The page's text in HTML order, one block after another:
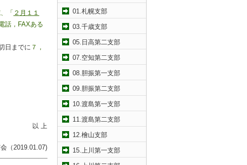
「 ２月１１
話， FAXある
日までに ７，
以 上
（2019.01.07)
01.札幌支部
03.千歳支部
05.日高第二支部
07.空知第二支部
08.胆振第一支部
09.胆振第二支部
10.渡島第一支部
11.渡島第二支部
12.檜山支部
15.上川第一支部